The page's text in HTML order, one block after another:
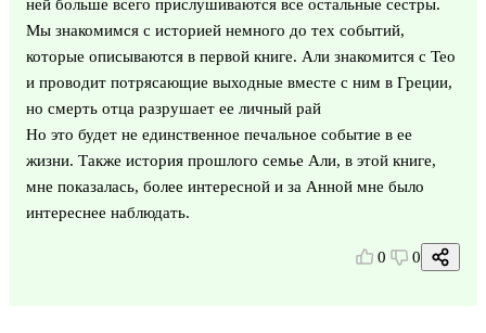
ней больше всего прислушиваются все остальные сестры.
Мы знакомимся с историей немного до тех событий,
которые описываются в первой книге. Али знакомится с Тео
и проводит потрясающие выходные вместе с ним в Греции,
но смерть отца разрушает ее личный рай
Но это будет не единственное печальное событие в ее
жизни. Также история прошлого семье Али, в этой книге,
мне показалась, более интересной и за Анной мне было
интереснее наблюдать.
0 0